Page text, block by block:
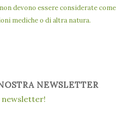
devono essere considerate come
mediche o di altra natura.
NEWSLETTER